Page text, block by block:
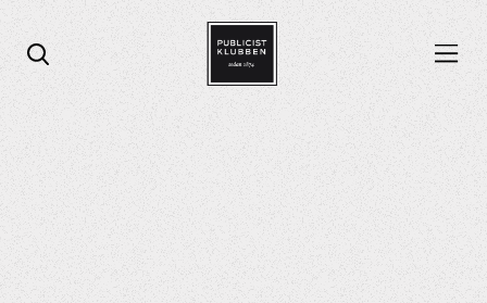
Öppna sök
Öppna menyn